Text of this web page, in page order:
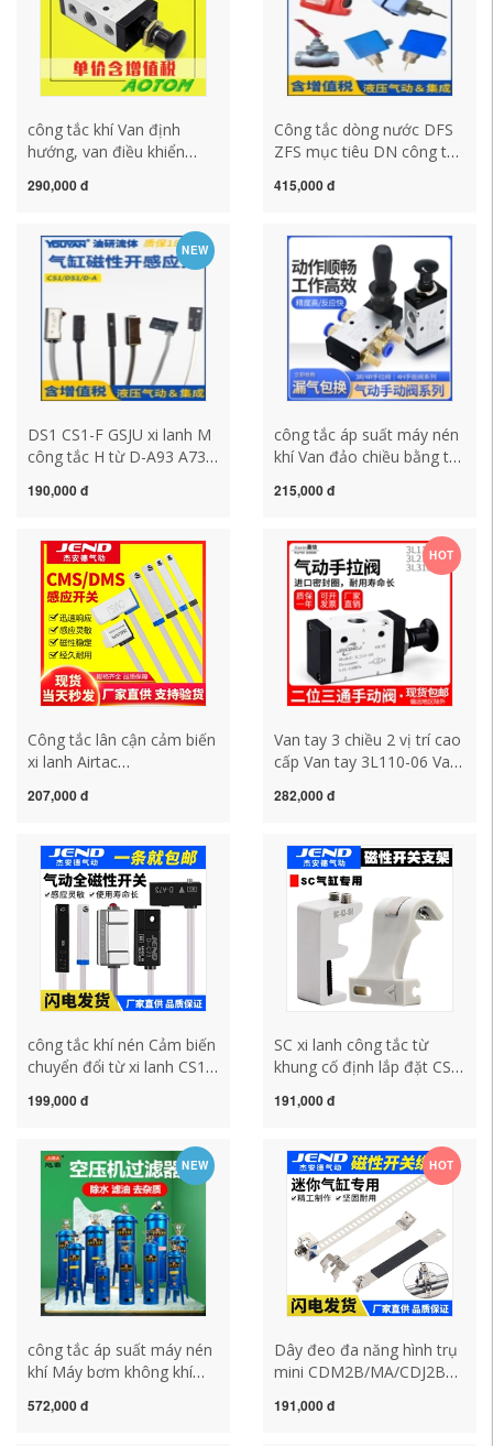
công tắc khí Van định
hướng, van điều khiển
Van khí cơ khí bằng tay
4R310-10 công tắc khí nén
công tắc khí nén
290,000 đ
Công tắc dòng nước DFS
ZFS mục tiêu DN công tắc
khiển HFS-15 20 25 LKB-
tắc hành trình khí nén
415,000 đ
NEW
DS1 CS1-F GSJU xi lanh M
công tắc H từ D-A93 A73
công tắc hành trình khí
khí nén
190,000 đ
công tắc áp suất máy nén
khí Van đảo chiều bằng tay
08/4H310/3H310/3H210
4R210-08 công tắc máy
nén khí công tắc khí nén
215,000 đ
Công tắc lân cận cảm biến
xi lanh Airtac
020 công tắc áp suất máy
khí
207,000 đ
HOT
Van tay 3 chiều 2 vị trí cao
cấp Van tay 3L110-06 Van
08 3L310-10 công tắc khí
khí nén
282,000 đ
công tắc khí nén Cảm biến
chuyển đổi từ xi lanh CS1-
ba dây D-M9B/A93/C73
áp suất khí nén
199,000 đ
SC xi lanh công tắc từ
khung cố định lắp đặt CS1-
khoan khung loại G mới
nén công tắc khí
191,000 đ
NEW
công tắc áp suất máy nén
khí Máy bơm không khí
tách nước máy lọc không
572,000 đ
HOT
Dây đeo đa năng hình trụ
mini CDM2B/MA/CDJ2B
MQS16 20 25 32 công tắc
191,000 đ